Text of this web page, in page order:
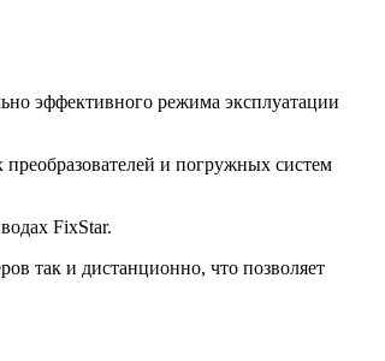
эффективного режима эксплуатации
и погружных систем
FixStar.
так и дистанционно, что позволяет